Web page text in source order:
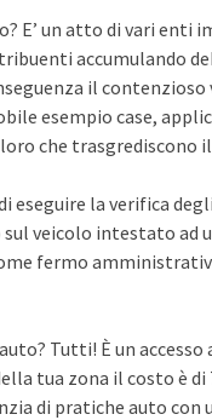
E’ un atto di vari enti
accumulando
il
esempio case,
che trasgrediscono
eseguire la verifica
veicolo intestato ad
fermo
Tutti! È un
tua zona il costo è
di pratiche auto